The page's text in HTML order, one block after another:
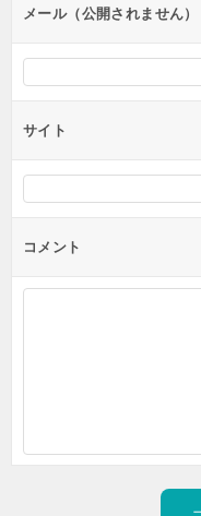
ンメール（公開されません）
サイト
コメント